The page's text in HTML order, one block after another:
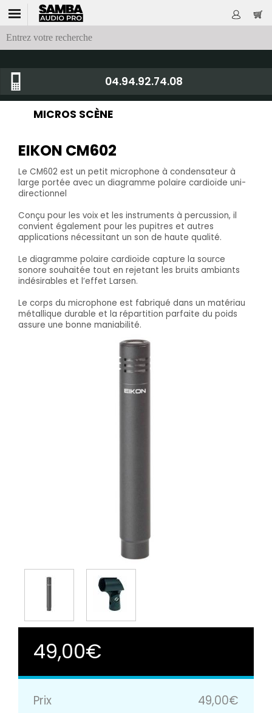
04.94.92.74.08
MICROS SCÈNE
EIKON CM602
Le CM602 est un petit microphone à condensateur à
large portée avec un diagramme polaire cardioïde uni-
directionnel
Conçu pour les voix et les instruments à percussion, il
convient également pour les pupitres et autres
applications nécessitant un son de haute qualité.
Le diagramme polaire cardioïde capture la source
sonore souhaitée tout en rejetant les bruits ambiants
indésirables et l’effet Larsen.
Le corps du microphone est fabriqué dans un matériau
métallique durable et la répartition parfaite du poids
assure une bonne maniabilité.
49,00€
Prix
49,00€